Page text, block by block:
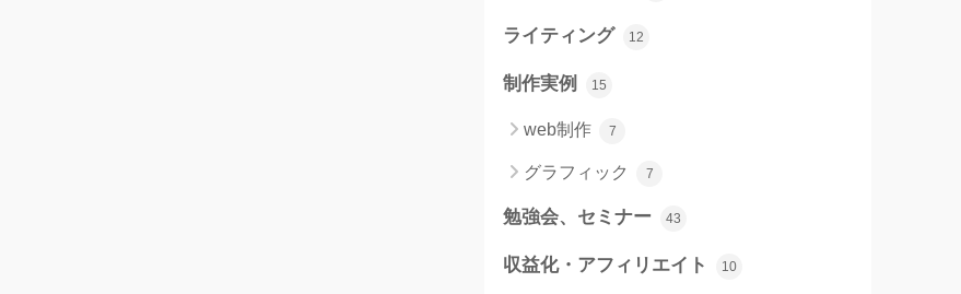
ライティング 12
制作実例 15
web制作 7
グラフィック 7
勉強会、セミナー 43
収益化・アフィリエイト 10